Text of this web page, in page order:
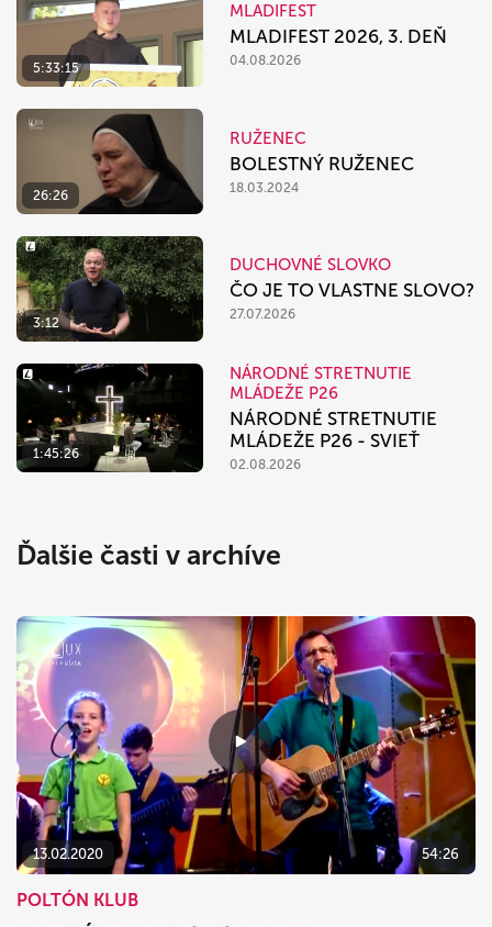
5:33:15
MLADIFEST
MLADIFEST 2026, 3. DEŇ
04.08.2026
26:26
RUŽENEC
BOLESTNÝ RUŽENEC
18.03.2024
3:12
DUCHOVNÉ SLOVKO
ČO JE TO VLASTNE SLOVO?
27.07.2026
1:45:26
NÁRODNÉ STRETNUTIE
MLÁDEŽE P26
NÁRODNÉ STRETNUTIE
MLÁDEŽE P26 - SVIEŤ
02.08.2026
Ďalšie časti v archíve
13.02.2020 54:26
POLTÓN KLUB